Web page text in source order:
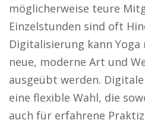
möglicherweise teure
Einzelstunden sind oft
Digitalisierung kann
neue, moderne Art und
ausgeübt werden.
eine flexible Wahl, die
auch für erfahrene